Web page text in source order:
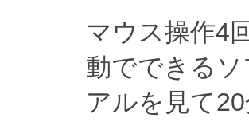
マウス操作4
動でできる
アルを見て